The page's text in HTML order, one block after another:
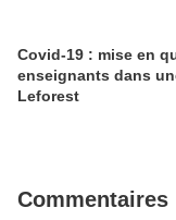
Covid-19 : mise en
enseignants dans
Leforest
Commentaires